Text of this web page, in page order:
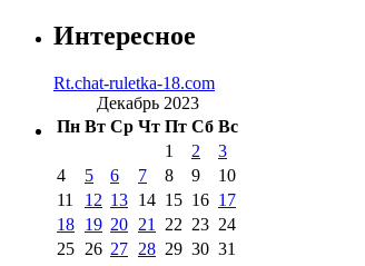
Интересное
Rt.chat-ruletka-18.com
Декабрь 2023
Пн Вт Ср Чт Пт Сб Вс
1 2
3
4
5 6 7 8 9
10
11
12 13 14 15 16 17
18 19 20 21 22 23 24
25 26 27 28 29 30 31